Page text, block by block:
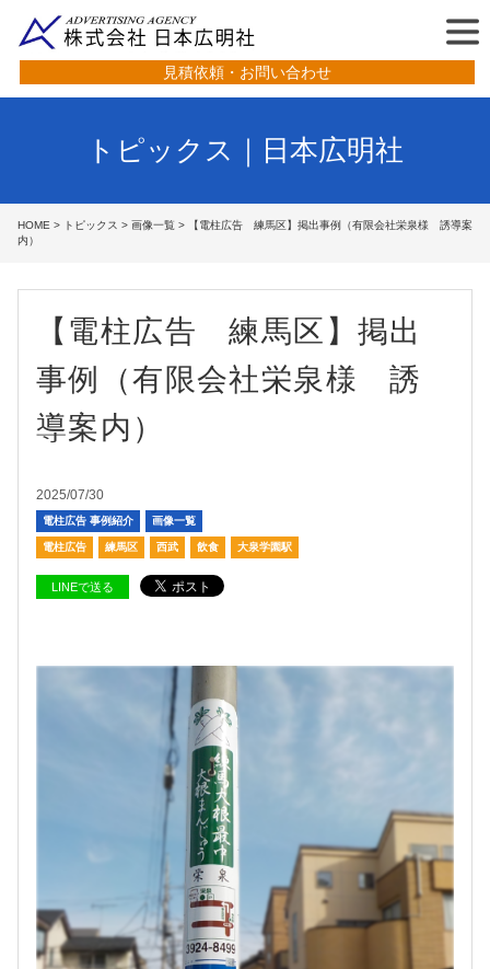
見積依頼・お問い合わせ
トピックス｜日本広明社
HOME > トピックス > 画像一覧 > 【電柱広告 練馬区】掲出事例（有限会社栄泉様 誘導案
内）
【電柱広告 練馬区】掲出
事例（有限会社栄泉様 誘
導案内）
2025/07/30
電柱広告 事例紹介 画像一覧
電柱広告 練馬区 西武 飲食 大泉学園駅
LINEで送る